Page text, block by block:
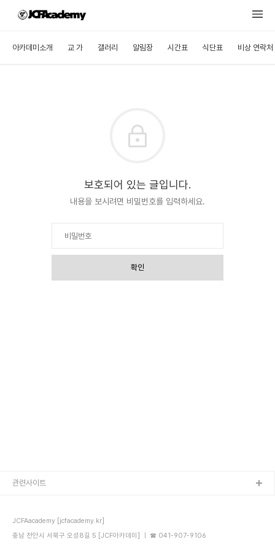
아카데미소개 교 가 갤러리 알림장 시간표 식단표 비상 연락처
보호되어 있는 글입니다.
내용을 보시려면 비밀번호를 입력하세요.
확인
JCFAacademy [jcfacademy.kr]
충남 천안시 서북구 오성8길 5 [JCF아카데미] ｜ ☎ 041-907-9106
관련사이트